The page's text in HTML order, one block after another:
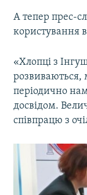
А тепер прес-
користування
«Хлопці з
розвиваються,
періодично
досвідом.
співпрацю з